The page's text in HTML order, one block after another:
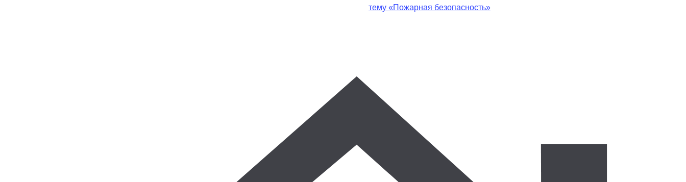
тему «Пожарная безопасность»